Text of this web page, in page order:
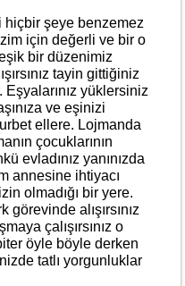
şeye benzemez
için değerli ve bir o
bir düzenimiz
tayin gittiğiniz
yüklersiniz
ve eşinizi
ellere. Lojmanda
çocuklarının
evladınız yanınızda
annesine ihtiyacı
olmadığı bir yere.
alışırsınız
çalışırsınız o
öyle böyle derken
tatlı yorgunluklar